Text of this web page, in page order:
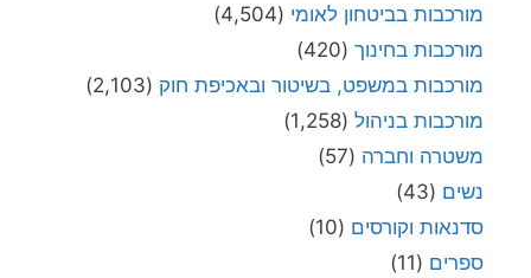
מורכבות בביטחון לאומי (4,504)
מורכבות בחינוך (420)
מורכבות במשפט, בשיטור ובאכיפת חוק (2,103)
מורכבות בניהול (1,258)
משטרה וחברה (57)
נשים (43)
סדנאות וקורסים (10)
ספרים (11)